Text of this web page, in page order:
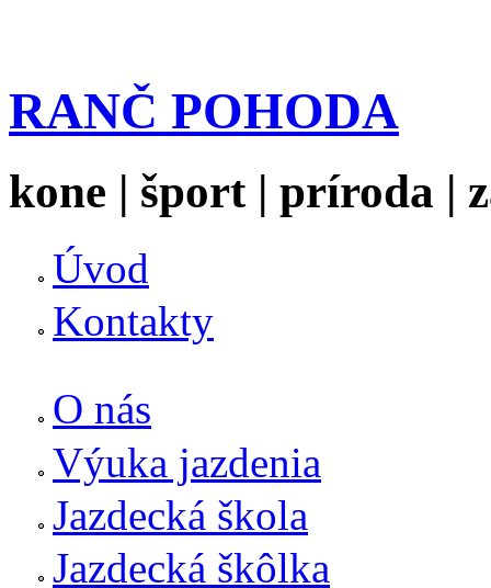
RANČ POHODA
kone | šport | príroda |
Úvod
Kontakty
O nás
Výuka jazdenia
Jazdecká škola
Jazdecká škôlka